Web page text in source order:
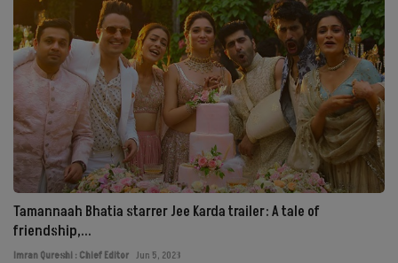
Tamannaah Bhatia starrer Jee Karda trailer: A tale of
friendship,...
Imran Qureshi : Chief Editor Jun 5, 2023